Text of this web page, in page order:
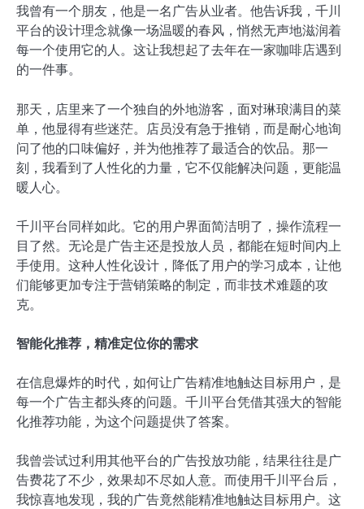
我曾有一个朋友，他是一名广告从业者。他告诉我，千川
平台的设计理念就像一场温暖的春风，悄然无声地滋润着
每一个使用它的人。这让我想起了去年在一家咖啡店遇到
的一件事。
那天，店里来了一个独自的外地游客，面对琳琅满目的菜
单，他显得有些迷茫。店员没有急于推销，而是耐心地询
问了他的口味偏好，并为他推荐了最适合的饮品。那一
刻，我看到了人性化的力量，它不仅能解决问题，更能温
暖人心。
千川平台同样如此。它的用户界面简洁明了，操作流程一
目了然。无论是广告主还是投放人员，都能在短时间内上
手使用。这种人性化设计，降低了用户的学习成本，让他
们能够更加专注于营销策略的制定，而非技术难题的攻
克。
智能化推荐，精准定位你的需求
在信息爆炸的时代，如何让广告精准地触达目标用户，是
每一个广告主都头疼的问题。千川平台凭借其强大的智能
化推荐功能，为这个问题提供了答案。
我曾尝试过利用其他平台的广告投放功能，结果往往是广
告费花了不少，效果却不尽如人意。而使用千川平台后，
我惊喜地发现，我的广告竟然能精准地触达目标用户。这